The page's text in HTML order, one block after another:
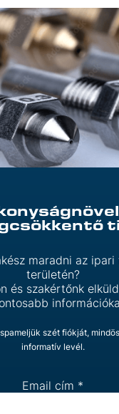
maradni az
területén?
és szakértőnk
szét fiókját,
informatív levél.
Email cím *